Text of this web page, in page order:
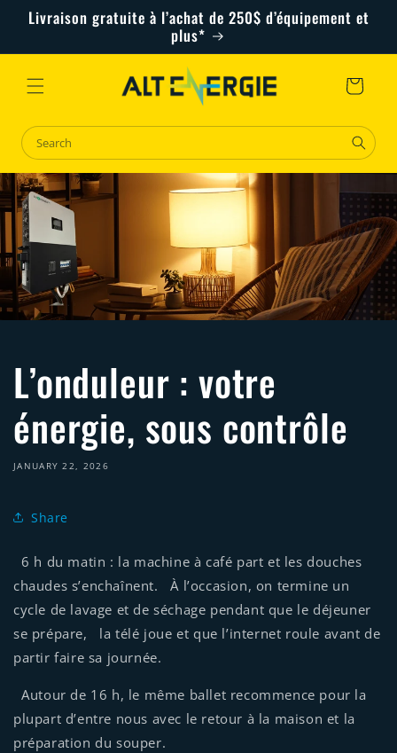
Skip to
content
Livraison gratuite à l’achat de 250$ d’équipement et
plus*
Cart
L’onduleur : votre
énergie, sous contrôle
JANUARY 22, 2026
Share
6 h du matin : la machine à café part et les douches
chaudes s’enchaînent. À l’occasion, on termine un
cycle de lavage et de séchage pendant que le déjeuner
se prépare, la télé joue et que l’internet roule avant de
partir faire sa journée.
Autour de 16 h, le même ballet recommence pour la
plupart d’entre nous avec le retour à la maison et la
préparation du souper.